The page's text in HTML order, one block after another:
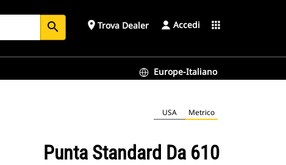
search place Trova Dealer Accedi apps
Europe-Italiano
USA Metrico
Punta Standard Da 610